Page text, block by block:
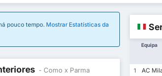
pouco tempo. Mostrar Estatísticas da
- Como x Parma
Equipa
1 AC